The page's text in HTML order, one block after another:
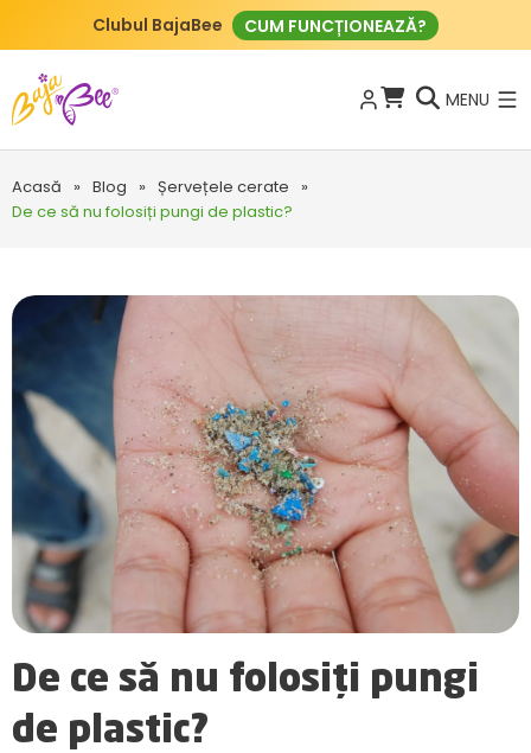
Clubul BajaBee CUM FUNCȚIONEAZĂ?
MENU
Acasă » Blog » Șervețele cerate
»
De ce să nu folosiți pungi de plastic?
De ce să nu folosiți pungi
de plastic?